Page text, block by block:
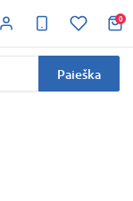
0
Paieška